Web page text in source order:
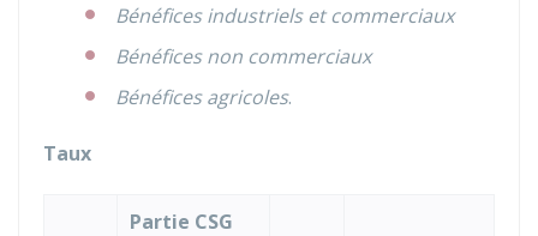
Bénéfices industriels et commerciaux
Bénéfices non commerciaux
Bénéfices agricoles.
Taux
Partie CSG